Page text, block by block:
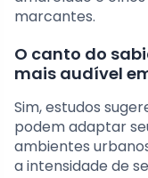
marcantes.
O canto do
mais audível
Sim, estudos
podem adaptar
ambientes
a intensidade de